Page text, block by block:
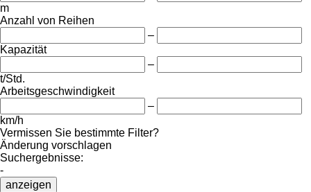
m
Anzahl von Reihen
–
Kapazität
–
t/Std.
Arbeitsgeschwindigkeit
–
km/h
Vermissen Sie bestimmte Filter?
Änderung vorschlagen
Suchergebnisse:
-
anzeigen